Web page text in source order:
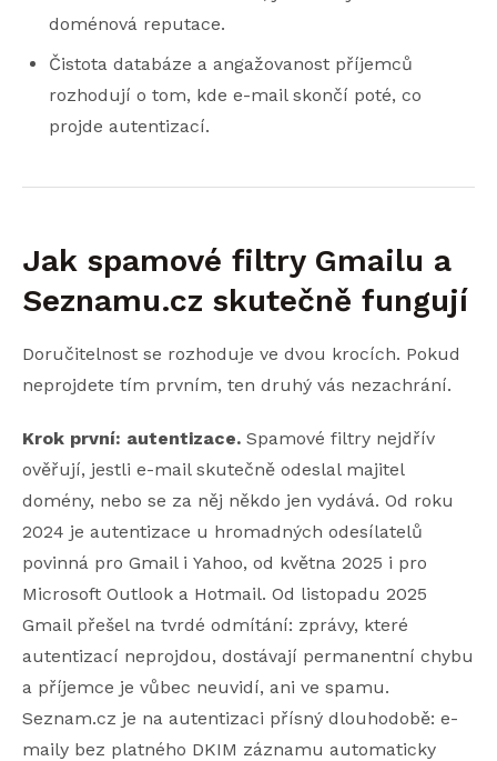
doménová reputace.
Čistota databáze a angažovanost příjemců
rozhodují o tom, kde e-mail skončí poté, co
projde autentizací.
Jak spamové filtry Gmailu a
Seznamu.cz skutečně fungují
Doručitelnost se rozhoduje ve dvou krocích. Pokud
neprojdete tím prvním, ten druhý vás nezachrání.
Krok první: autentizace. Spamové filtry nejdřív
ověřují, jestli e-mail skutečně odeslal majitel
domény, nebo se za něj někdo jen vydává. Od roku
2024 je autentizace u hromadných odesílatelů
povinná pro Gmail i Yahoo, od května 2025 i pro
Microsoft Outlook a Hotmail. Od listopadu 2025
Gmail přešel na tvrdé odmítání: zprávy, které
autentizací neprojdou, dostávají permanentní chybu
a příjemce je vůbec neuvidí, ani ve spamu.
Seznam.cz je na autentizaci přísný dlouhodobě: e-
maily bez platného DKIM záznamu automaticky